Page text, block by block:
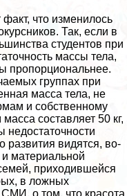
что изменилось
Так, если в
студентов при
массы тела,
пропорциональнее.
группах при
масса тела, не
и собственному
составляет 50 кг,
недостаточности
развития видятся, во-
материальной
приходившейся
в ложных